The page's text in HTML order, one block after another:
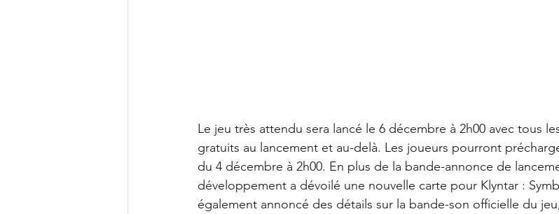
Le jeu très attendu sera lancé le 6 décembre à 2h00 avec tous
gratuits au lancement et au-delà. Les joueurs pourront
du 4 décembre à 2h00. En plus de la bande-annonce de
développement a dévoilé une nouvelle carte pour Klyntar :
également annoncé des détails sur la bande-son officielle du